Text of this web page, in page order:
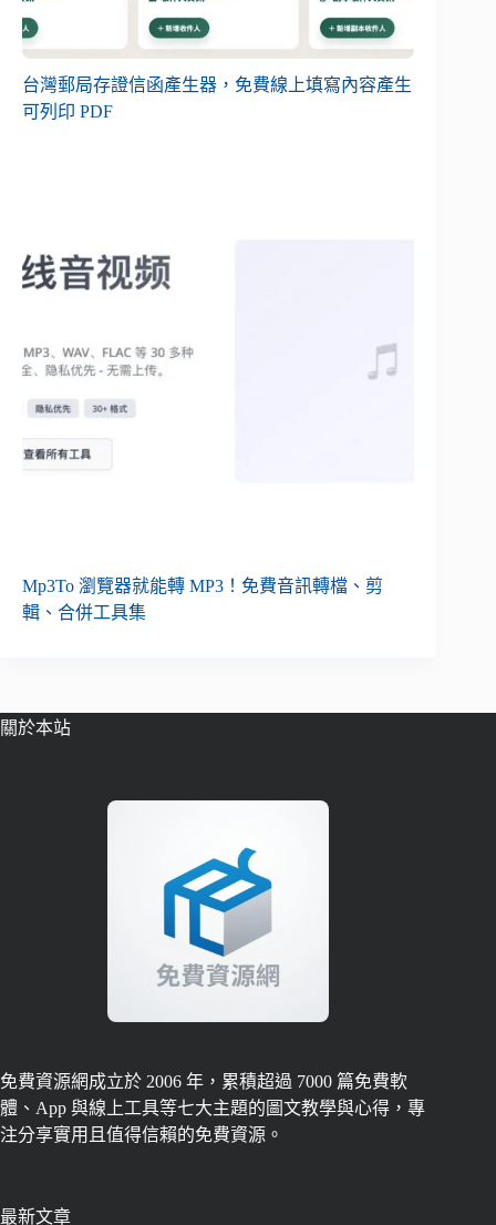
台灣郵局存證信函產生器，免費線上填寫內容產生
可列印 PDF
Mp3To 瀏覽器就能轉 MP3！免費音訊轉檔、剪
輯、合併工具集
關於本站
免費資源網成立於 2006 年，累積超過 7000 篇免費軟
體、App 與線上工具等七大主題的圖文教學與心得，專
注分享實用且值得信賴的免費資源。
最新文章